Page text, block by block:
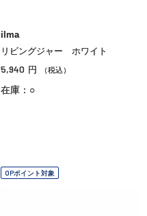
ilma
リビングジャー ホワイト
5,940 円 （税込）
在庫：○
OPポイント対象